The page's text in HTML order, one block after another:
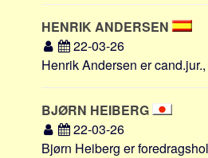
HENRIK ANDERSEN
22-03-26
Henrik Andersen er
BJØRN HEIBERG
22-03-26
Bjørn Heiberg er